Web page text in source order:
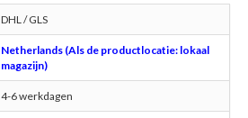
DHL / GLS
Netherlands (Als de productlocatie: lokaal
magazijn)
4-6 werkdagen